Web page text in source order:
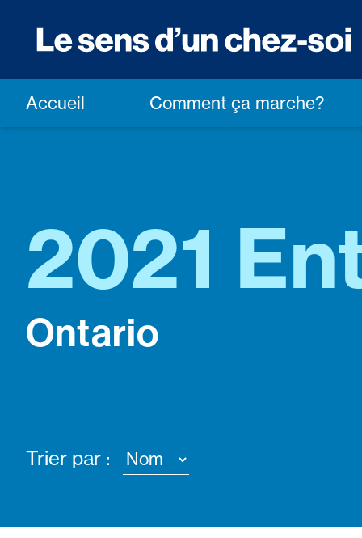
Accueil Comment ça marche?
2021
Ontario
Trier par :